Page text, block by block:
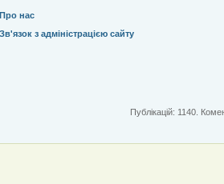
Про нас
Зв'язок з адміністрацією сайту
Публікацій: 1140.